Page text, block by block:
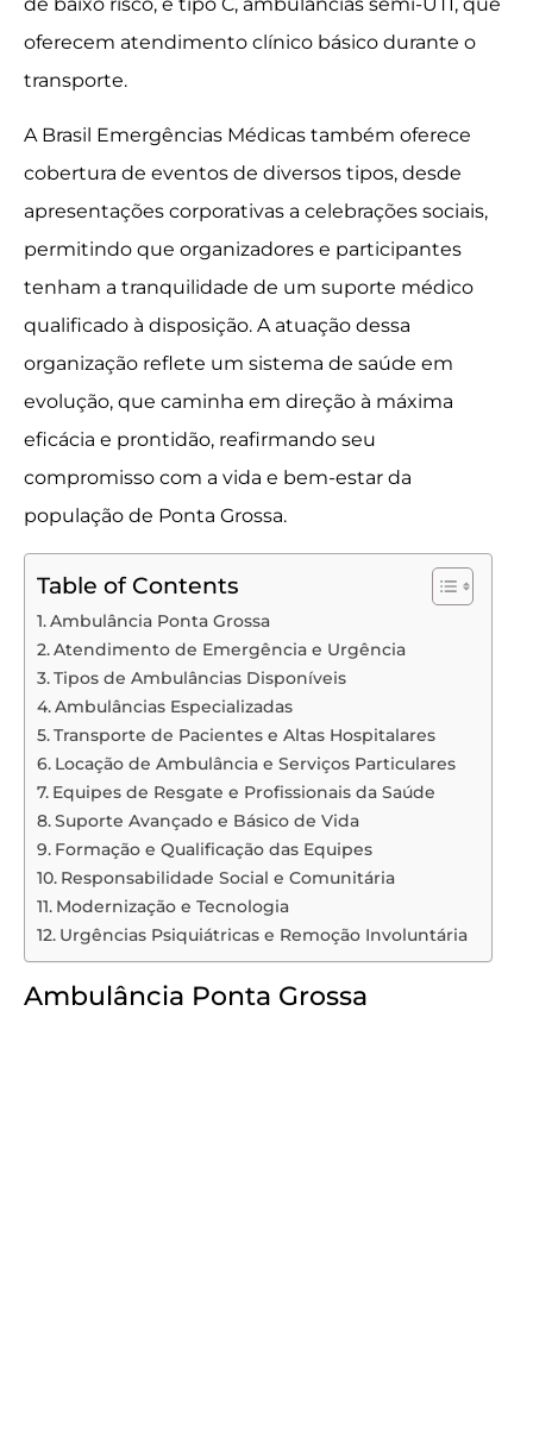
oferecem atendimento clínico básico durante o
transporte.
A Brasil Emergências Médicas também oferece
cobertura de eventos de diversos tipos, desde
apresentações corporativas a celebrações sociais,
permitindo que organizadores e participantes
tenham a tranquilidade de um suporte médico
qualificado à disposição. A atuação dessa
organização reflete um sistema de saúde em
evolução, que caminha em direção à máxima
eficácia e prontidão, reafirmando seu
compromisso com a vida e bem-estar da
população de Ponta Grossa.
Table of Contents
Ambulância Ponta Grossa
Atendimento de Emergência e Urgência
Tipos de Ambulâncias Disponíveis
Ambulâncias Especializadas
Transporte de Pacientes e Altas Hospitalares
Locação de Ambulância e Serviços Particulares
Equipes de Resgate e Profissionais da Saúde
Suporte Avançado e Básico de Vida
Formação e Qualificação das Equipes
Responsabilidade Social e Comunitária
Modernização e Tecnologia
Urgências Psiquiátricas e Remoção Involuntária
Ambulância Ponta Grossa